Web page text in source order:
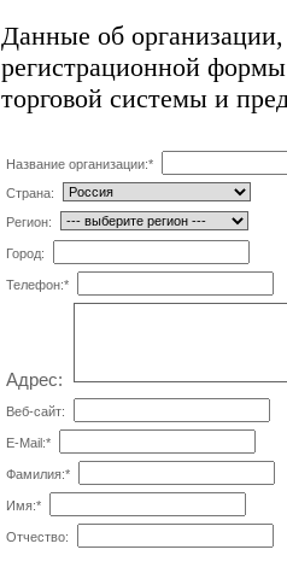
Данные об
регистрационной
торговой системы и
Название организации:*
Страна:
Регион:
Город:
Телефон:*
Адрес:
Веб-сайт:
E-Mail:*
Фамилия:*
Имя:*
Отчество: